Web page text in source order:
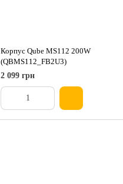
Корпус Qube MS112 200W
(QBMS112_FB2U3)
2 099 грн